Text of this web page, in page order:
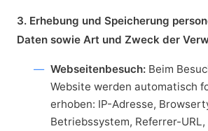
3. Erhebung und Speicherung
Daten sowie Art und Zweck der
Webseitenbesuch: Beim
Website werden automatisch
erhoben: IP-Adresse,
Betriebssystem, Referrer-